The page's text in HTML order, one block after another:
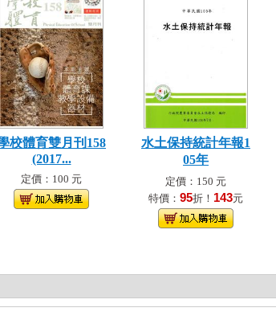
校體育雙月刊158
(2017...
定價：100 元
水土保持統計年報1
05年
定價：150 元
特價： 95折！ 143元